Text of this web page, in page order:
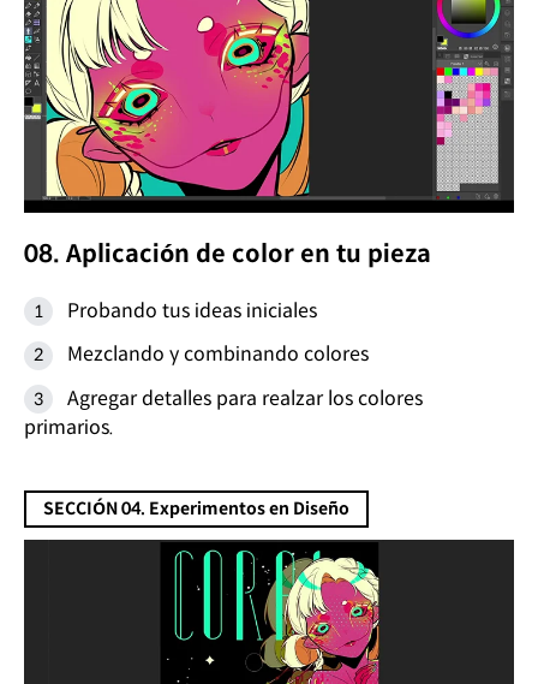
08. Aplicación de color en tu pieza
Probando tus ideas iniciales
Mezclando y combinando colores
Agregar detalles para realzar los colores
primarios.
SECCIÓN 04. Experimentos en Diseño